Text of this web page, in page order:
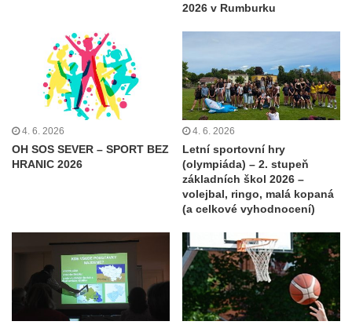
2026 v Rumburku
4. 6. 2026
OH SOS SEVER – SPORT BEZ
HRANIC 2026
4. 6. 2026
Letní sportovní hry
(olympiáda) – 2. stupeň
základních škol 2026 –
volejbal, ringo, malá kopaná
(a celkové vyhodnocení)